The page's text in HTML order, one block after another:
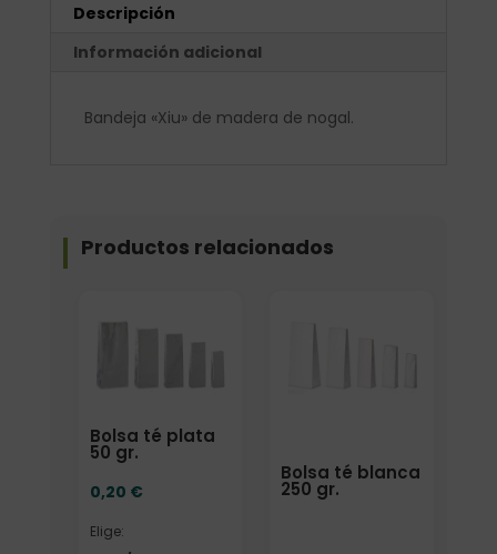
Descripción
Información adicional
Bandeja «Xiu» de madera de nogal.
Productos relacionados
Bolsa té plata
50 gr.
0,20 €
Elige:
Bolsa té blanca
250 gr.